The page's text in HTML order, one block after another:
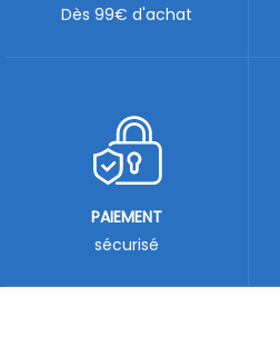
Dès 99€ d'achat
PAIEMENT
sécurisé